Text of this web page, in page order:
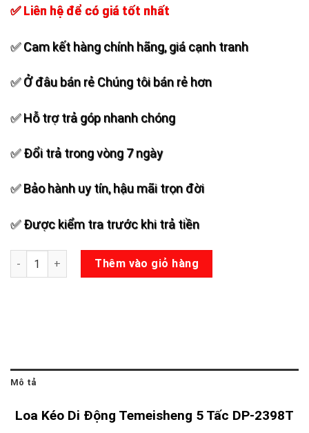
✅ Liên hệ để có giá tốt nhất
✅ Cam kết hàng chính hãng, giá cạnh tranh
✅ Ở đâu bán rẻ Chúng tôi bán rẻ hơn
✅ Hỗ trợ trả góp nhanh chóng
✅ Đổi trả trong vòng 7 ngày
✅ Bảo hành uy tín, hậu mãi trọn đời
✅ Được kiểm tra trước khi trả tiền
Loa Kéo Temeisheng DP-2398T số lượng
Thêm vào giỏ hàng
Mô tả
Loa Kéo Di Động Temeisheng 5 Tấc DP-2398T